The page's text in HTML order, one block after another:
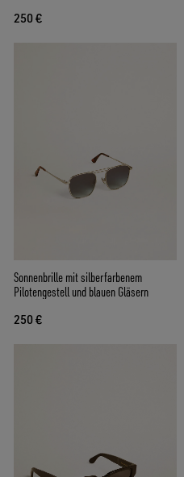
250 €
Sonnenbrille mit silberfarbenem
Pilotengestell und blauen Gläsern
250 €